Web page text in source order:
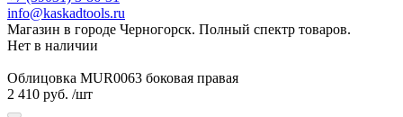
info@kaskadtools.ru
Магазин в городе Черногорск. Полный спектр товаров.
Нет в наличии
Облицовка MUR0063 боковая правая
2 410 руб. /шт